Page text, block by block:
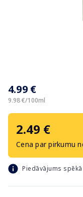
4.99 €
9.98 €/100ml
2.49 €
Cena par pirkumu
Piedāvājums